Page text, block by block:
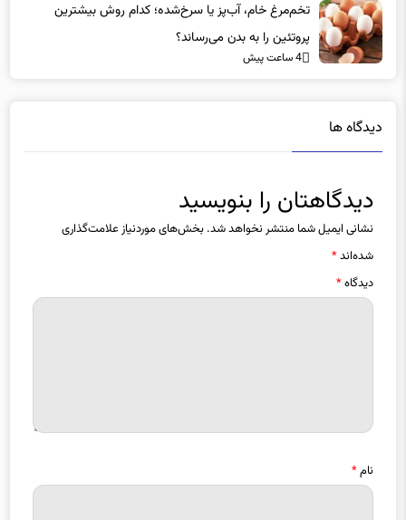
پروتئین را به بدن می‌رساند؟
4 ساعت پیش
نشانی ایمیل شما منتشر نخواهد شد.بخش‌های موردنیاز علامت‌گذاری
شده‌اند*
دیدگاه*